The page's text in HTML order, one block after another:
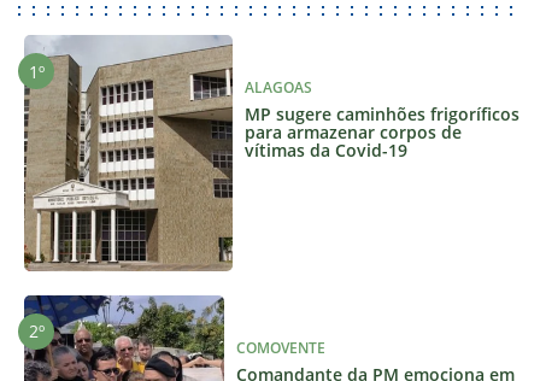
ALAGOAS
MP sugere caminhões frigoríficos
para armazenar corpos de
vítimas da Covid-19
COMOVENTE
Comandante da PM emociona em